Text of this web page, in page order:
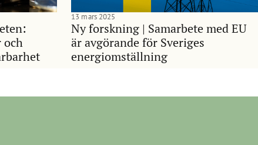
och
Ny forskning | Samarbete med EU
är avgörande för Sveriges
energiomställning
13 mars 2025